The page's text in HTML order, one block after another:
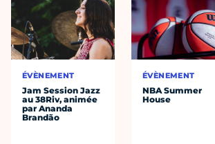
ÉVÈNEMENT
Jam Session Jazz
au 38Riv, animée
par Ananda
Brandão
ÉVÈNEMENT
NBA Summer
House